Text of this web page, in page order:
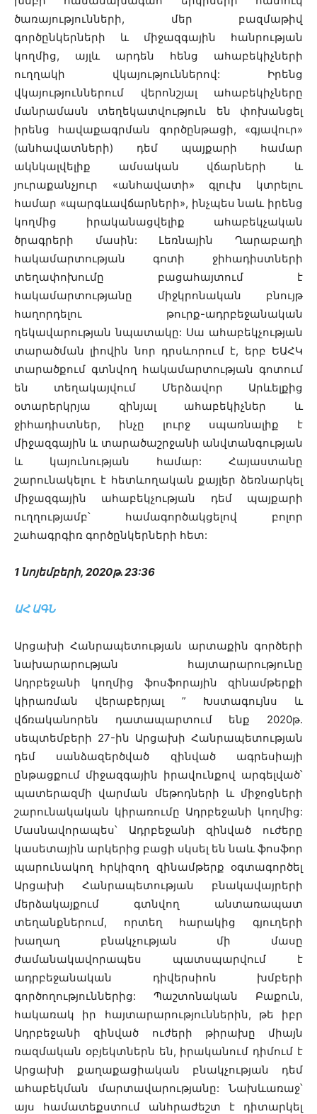
ծառայությունների, մեր բազմաթիվ
գործընկերների և միջազգային հանրության
կողմից, այլև արդեն հենց ահաբեկիչների
ուղղակի վկայություններով: Իրենց
վկայություններում վերոնշյալ ահաբեկիչները
մանրամասն տեղեկատվություն են փոխանցել
իրենց հավաքագրման գործընթացի, «գյավուր»
(անհավատների) դեմ պայքարի համար
ակնկալվելիք ամսական վճարների և
յուրաքանչյուր «անհավատի» գլուխ կտրելու
համար «պարգևավճարների», ինչպես նաև իրենց
կողմից իրականացվելիք ահաբեկչական
ծրագրերի մասին: Լեռնային Ղարաբաղի
հակամարտության գոտի ջիհադիստների
տեղափոխումը բացահայտում է
հակամարտությանը միջկրոնական բնույթ
հաղորդելու թուրք-ադրբեջանական
ղեկավարության նպատակը: Սա ահաբեկչության
տարածման լիովին նոր դրսևորում է, երբ ԵԱՀԿ
տարածքում գտնվող հակամարտության գոտում
են տեղակայվում Մերձավոր Արևելքից
օտարերկրյա զինյալ ահաբեկիչներ և
ջիհադիստներ, ինչը լուրջ սպառնալիք է
միջազգային և տարածաշրջանի անվտանգության
և կայունության համար: Հայաստանը
շարունակելու է հետևողական քայլեր ձեռնարկել
միջազգային ահաբեկչության դեմ պայքարի
ուղղությամբ՝ համագործակցելով բոլոր
շահագրգիռ գործընկերների հետ:
1 նոյեմբերի, 2020թ. 23:36
ԱՀ ԱԳՆ
Արցախի Հանրապետության արտաքին գործերի
նախարարության հայտարարությունը
Ադրբեջանի կողմից ֆոսֆորային զինամթերքի
կիրառման վերաբերյալ ” Խստագույնս և
վճռականորեն դատապարտում ենք 2020թ.
սեպտեմբերի 27-ին Արցախի Հանրապետության
դեմ սանձազերծված զինված ագրեսիայի
ընթացքում միջազգային իրավունքով արգելված՝
պատերազմի վարման մեթոդների և միջոցների
շարունակական կիրառումը Ադրբեջանի կողմից:
Մասնավորապես՝ Ադրբեջանի զինված ուժերը
կասետային արկերից բացի սկսել են նաև ֆոսֆոր
պարունակող հրկիզող զինամթերք օգտագործել
Արցախի Հանրապետության բնակավայրերի
մերձակայքում գտնվող անտառապատ
տեղանքներում, որտեղ հարակից գյուղերի
խաղաղ բնակչության մի մասը
ժամանակավորապես պատսպարվում է
ադրբեջանական դիվերսիոն խմբերի
գործողություններից: Պաշտոնական Բաքուն,
հակառակ իր հայտարարություններին, թե իբր
Ադրբեջանի զինված ուժերի թիրախը միայն
ռազմական օբյեկտներն են, իրականում դիմում է
Արցախի քաղաքացիական բնակչության դեմ
ահաբեկման մարտավարությանը: Նախևառաջ՝
այս համատեքստում անհրաժեշտ է դիտարկել